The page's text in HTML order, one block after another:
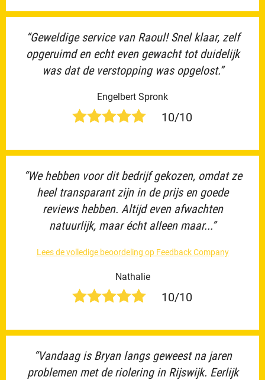
“Geweldige service van Raoul! Snel klaar, zelf
opgeruimd en echt even gewacht tot duidelijk
was dat de verstopping was opgelost.”
Engelbert Spronk
10/10
“We hebben voor dit bedrijf gekozen, omdat ze
heel transparant zijn in de prijs en goede
reviews hebben. Altijd even afwachten
natuurlijk, maar écht alleen maar...”
Lees de volledige beoordeling op Feedback Company
Nathalie
10/10
“Vandaag is Bryan langs geweest na jaren
problemen met de riolering in Rijswijk. Eerlijk